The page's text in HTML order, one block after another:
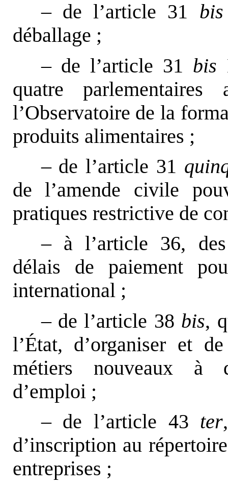
– de l’article 31 bis
déballage ;
– de l’article 31 bis
quatre
l’Observatoire de la
produits alimentaires ;
– de l’article 31
de l’amende civile
pratiques restrictive de
– à l’article 36, des
délais de paiement
international ;
– de l’article 38 bis,
l’État, d’organiser et
métiers nouveaux à
d’emploi ;
– de l’article 43 ter
d’inscription au
entreprises ;